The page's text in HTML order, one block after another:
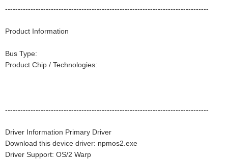
--------------------------------------------------------------------------------
Product Information
Bus Type:
Product Chip / Technologies:
--------------------------------------------------------------------------------
Driver Information Primary Driver
Download this device driver: npmos2.exe
Driver Support: OS/2 Warp